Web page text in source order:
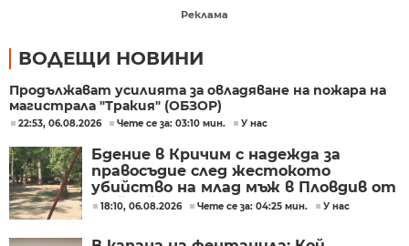
Реклама
ВОДЕЩИ НОВИНИ
Продължават усилията за овладяване на пожара на
магистрала "Тракия" (ОБЗОР)
22:53, 06.08.2026 Чете се за: 03:10 мин. У нас
Бдение в Кричим с надежда за
правосъдие след жестокото
убийство на млад мъж в Пловдив от
тийнейджъри
18:10, 06.08.2026 Чете се за: 04:25 мин. У нас